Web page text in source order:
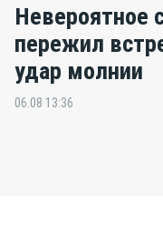
Невероятное
пережил
удар молнии
06.08 13:36